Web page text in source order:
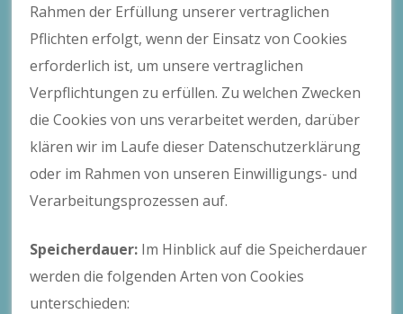
Rahmen der Erfüllung unserer vertraglichen
Pflichten erfolgt, wenn der Einsatz von Cookies
erforderlich ist, um unsere vertraglichen
Verpflichtungen zu erfüllen. Zu welchen Zwecken
die Cookies von uns verarbeitet werden, darüber
klären wir im Laufe dieser Datenschutzerklärung
oder im Rahmen von unseren Einwilligungs- und
Verarbeitungsprozessen auf.
Speicherdauer: Im Hinblick auf die Speicherdauer
werden die folgenden Arten von Cookies
unterschieden: